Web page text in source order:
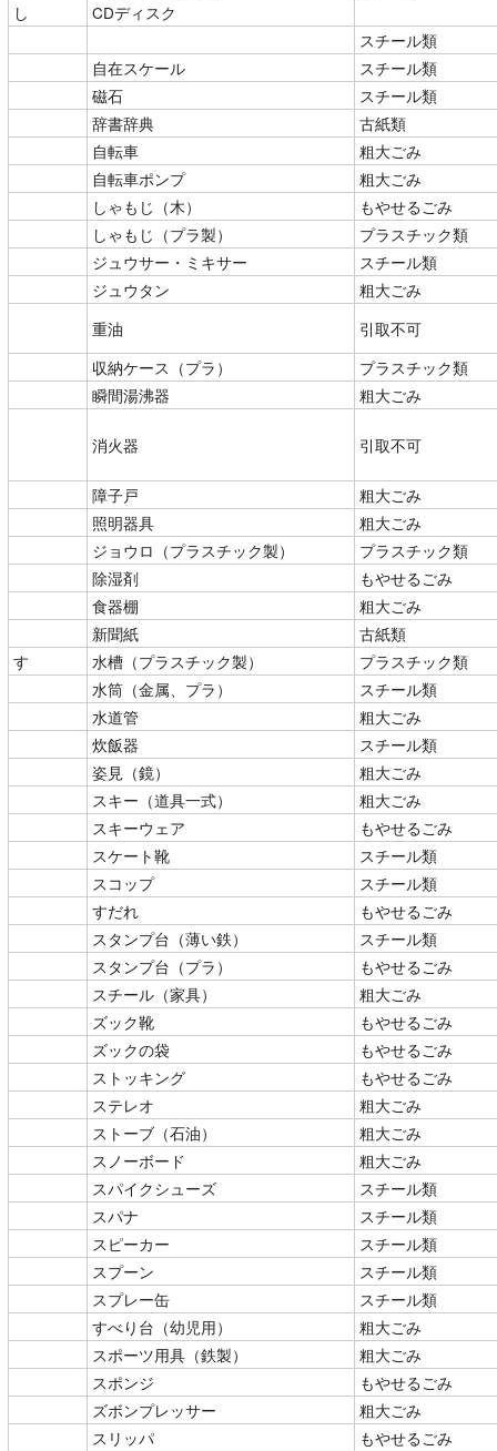
し
CDディスク
スチール類
自在スケール
スチール類
磁石
スチール類
辞書辞典
古紙類
自転車
粗大ごみ
自転車ポンプ
粗大ごみ
しゃもじ（木）
もやせるごみ
しゃもじ（プラ製）
プラスチック類
ジュウサー・ミキサー
スチール類
ジュウタン
粗大ごみ
重油
引取不可
収納ケース（プラ）
プラスチック類
瞬間湯沸器
粗大ごみ
消火器 引取不可
障子戸
粗大ごみ
照明器具
粗大ごみ
ジョウロ（プラスチック製）
プラスチック類
除湿剤
もやせるごみ
食器棚
粗大ごみ
新聞紙
古紙類
す
水槽（プラスチック製）
プラスチック類
水筒（金属、プラ）
スチール類
水道管
粗大ごみ
炊飯器
スチール類
姿見（鏡）
粗大ごみ
スキー（道具一式）
粗大ごみ
スキーウェア
もやせるごみ
スケート靴
スチール類
スコップ
スチール類
すだれ
もやせるごみ
スタンプ台（薄い鉄）
スチール類
スタンプ台（プラ）
もやせるごみ
スチール（家具）
粗大ごみ
ズック靴
もやせるごみ
ズックの袋
もやせるごみ
ストッキング
もやせるごみ
ステレオ
粗大ごみ
ストーブ（石油）
粗大ごみ
スノーボード
粗大ごみ
スパイクシューズ
スチール類
スパナ
スチール類
スピーカー
スチール類
スプーン
スチール類
スプレー缶
スチール類
すべり台（幼児用）
粗大ごみ
スポーツ用具（鉄製）
粗大ごみ
スポンジ
もやせるごみ
ズボンプレッサー
粗大ごみ
スリッパ
もやせるごみ